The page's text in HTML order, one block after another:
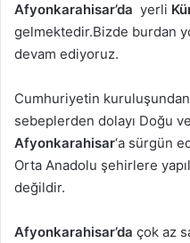
e
k
Afyonkarahisar’da yerli
gelmektedir.Bizde burdan
devam ediyoruz.
Cumhuriyetin
sebeplerden dolayı Doğu
Afyonkarahisar‘a sürgün
Orta Anadolu şehirlere
değildir.
Afyonkarahisar’da çok az